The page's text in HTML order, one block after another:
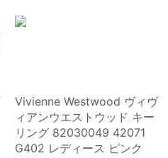
Vivienne Westwood ヴィヴ
ィアンウエストウッド キー
リング 82030049 42071
G402 レディース ピンク